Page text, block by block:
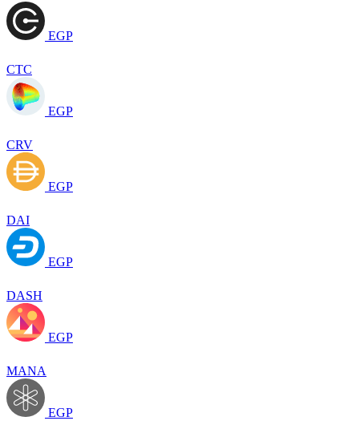
EGP
CTC
EGP
CRV
EGP
DAI
EGP
DASH
EGP
MANA
EGP